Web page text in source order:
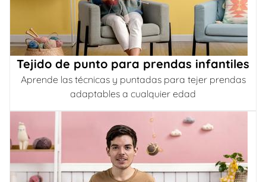
Tejido de punto para prendas infantiles
Aprende las técnicas y puntadas para tejer prendas
adaptables a cualquier edad